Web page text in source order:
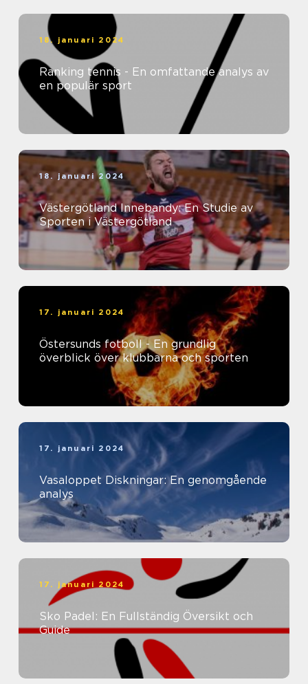
18. januari 2024
Ranking tennis - En omfattande analys av
en populär sport
18. januari 2024
Västergötland Innebandy: En Studie av
Sporten i Västergötland
17. januari 2024
Östersunds fotboll - En grundlig
överblick över klubbarna och sporten
17. januari 2024
Vasaloppet Diskningar: En genomgående
analys
17. januari 2024
Sko Padel: En Fullständig Översikt och
Guide